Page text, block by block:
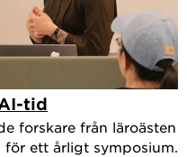
tid
forskare från läroästen
för ett årligt symposium.